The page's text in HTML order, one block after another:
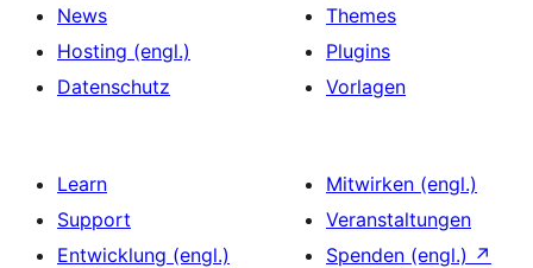
News
Hosting (engl.)
Datenschutz
Themes
Plugins
Vorlagen
Learn
Support
Entwicklung (engl.)
Mitwirken (engl.)
Veranstaltungen
Spenden (engl.) ↗